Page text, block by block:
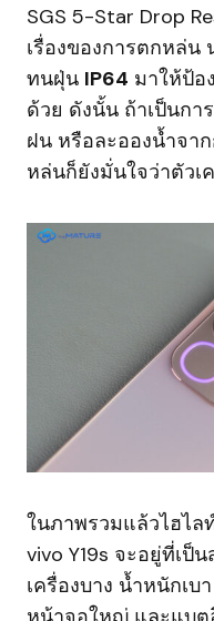
SGS 5-Star Drop
เรื่องของการตกหล่
ทนฝุ่น IP64 มาให้ป้อ
ด้วย ดังนั้น ถ้าเป็นกา
ฝน หรือละอองน้ำจา
หล่นก็ยังมั่นใจว่าตัวเ
ในภาพรวมแล้วไฮไล
vivo Y19s จะอยู่ที่เป็
เครื่องบาง น้ำหนักเ